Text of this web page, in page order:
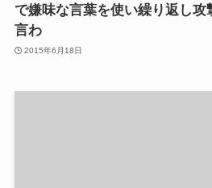
で嫌味な言葉を使い繰り返し攻
言わ
2015年6月18日